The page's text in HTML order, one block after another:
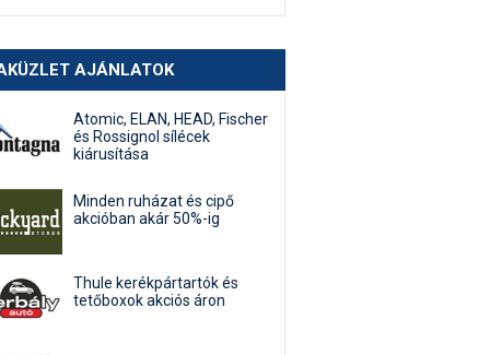
AJÁNLATOK
Atomic, ELAN, HEAD, Fischer
és Rossignol sílécek
kiárusítása
Minden ruházat és cipő
akcióban akár 50%-ig
Thule kerékpártartók és
tetőboxok akciós áron